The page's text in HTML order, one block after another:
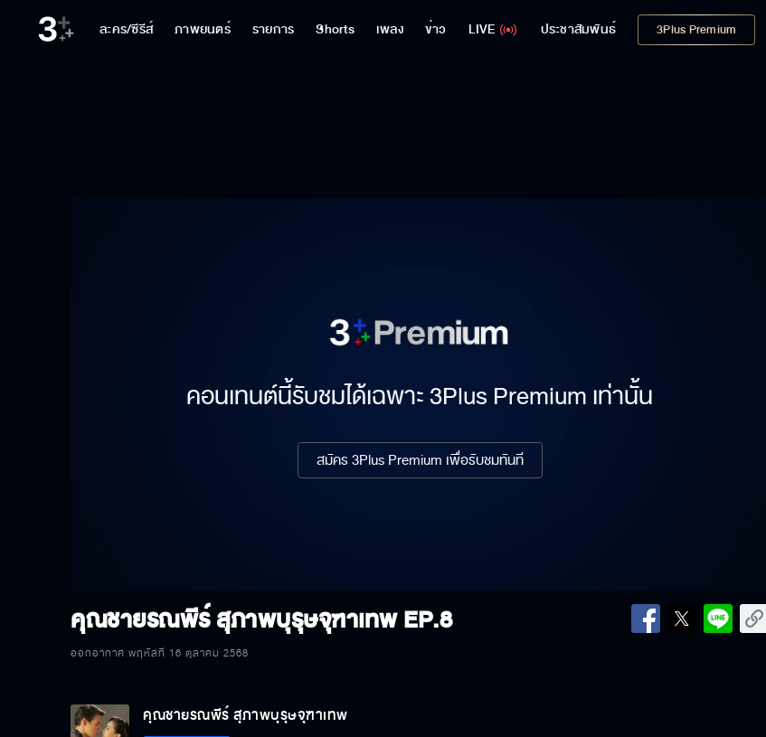
ละคร/ซีรีส์ ภาพยนตร์ รายการ Shorts เพลง ข่าว LIVE ประชาสัมพันธ์ 3Plus Premium
คอนเทนต์นี้รับชมได้เฉพาะ 3Plus Premium เท่านั้น
สมัคร 3Plus Premium เพื่อรับชมทันที
คุณชายรณพีร์ สุภาพบุรุษจุฑาเทพEP.8
ออกอากาศ พฤหัสที่ 16 ตุลาคม 2568
คุณชายรณพีร์ สุภาพบุรุษจุฑาเทพ